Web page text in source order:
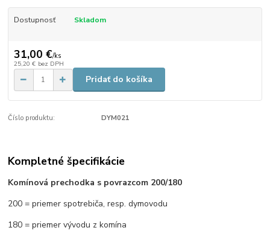
Dostupnosť Skladom
31,00 €/ks
25,20 € bez DPH
Pridať do košíka
Číslo produktu: DYM021
Kompletné špecifikácie
Komínová prechodka s povrazcom 200/180
200 = priemer spotrebiča, resp. dymovodu
180 = priemer vývodu z komína